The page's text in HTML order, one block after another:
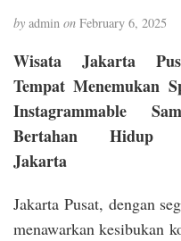
by admin on February 6, 2025
Wisata Jakarta
Tempat Menemukan
Instagrammable
Bertahan Hidup
Jakarta
Jakarta Pusat, dengan
menawarkan kesibukan